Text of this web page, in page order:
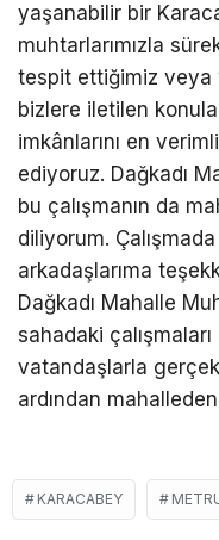
yaşanabilir bir
muhtarlarımızla
tespit ettiğimiz veya
bizlere iletilen
imkânlarını en
ediyoruz. Dağkadı
bu çalışmanın da
diliyorum.
arkadaşlarıma
Dağkadı Mahalle
sahadaki
vatandaşlarla
ardından mahalleden
KARACABEY